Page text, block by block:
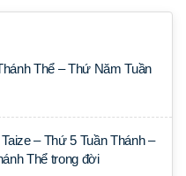
Thể – Thứ Năm Tuần
– Thứ 5 Tuần Thánh –
Thể trong đời